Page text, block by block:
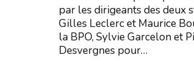
par les dirigeants des deux
Gilles Leclerc et Maurice
la BPO, Sylvie Garcelon et
Desvergnes pour…